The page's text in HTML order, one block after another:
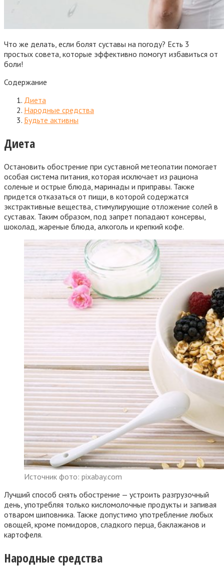
Что же делать, если болят суставы на погоду? Есть 3
простых совета, которые эффективно помогут избавиться от
боли!
Содержание
Диета
Народные средства
Будьте активны
Диета
Остановить обострение при суставной метеопатии помогает
особая система питания, которая исключает из рациона
соленые и острые блюда, маринады и приправы. Также
придется отказаться от пищи, в которой содержатся
экстрактивные вещества, стимулирующие отложение солей в
суставах. Таким образом, под запрет попадают консервы,
шоколад, жареные блюда, алкоголь и крепкий кофе.
Источник фото: pixabay.com
Лучший способ снять обострение — устроить разгрузочный
день, употребляя только кисломолочные продукты и запивая
отваром шиповника. Также допустимо употребление любых
овощей, кроме помидоров, сладкого перца, баклажанов и
картофеля.
Народные средства